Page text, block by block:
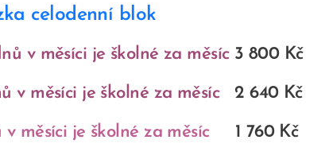
celodenní blok
v měsíci je školné za měsíc3 800 Kč
v měsíci je školné za měsíc2 640 Kč
měsíci je školné za měsíc1 760 Kč